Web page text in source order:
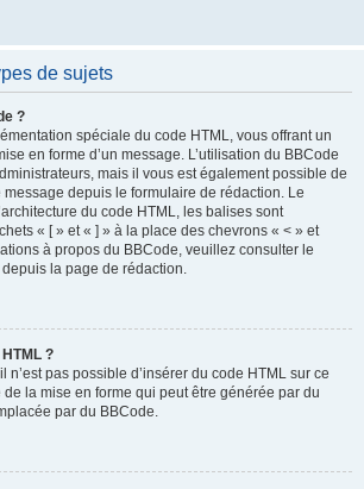
de sujets
?
spéciale du code HTML, vous offrant un
en forme d’un message. L’utilisation du BBCode
mais il vous est également possible de
message depuis le formulaire de rédaction. Le
du code HTML, les balises sont
« [ » et « ] » à la place des chevrons « < » et
à propos du BBCode, veuillez consulter le
la page de rédaction.
?
n’est pas possible d’insérer du code HTML sur ce
la mise en forme qui peut être générée par du
par du BBCode.